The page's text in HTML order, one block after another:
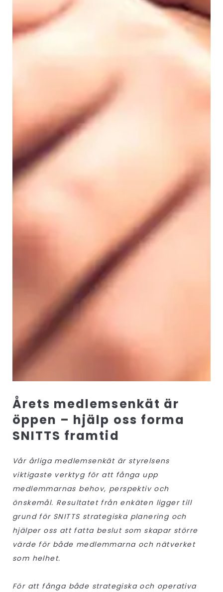
Årets medlemsenkät är
öppen – hjälp oss forma
SNITTS framtid
Vår årliga medlemsenkät är styrelsens
viktigaste verktyg för att fånga upp
medlemmarnas behov, perspektiv och
önskemål. Resultatet från enkäten ligger till
grund för SNITTS strategiska planering och
hjälper oss att fatta beslut som skapar större
värde för både medlemmarna och nätverket
som helhet.
För att fånga både strategiska och operativa